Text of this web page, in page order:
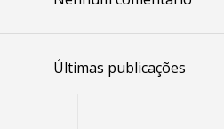
Últimas publicações